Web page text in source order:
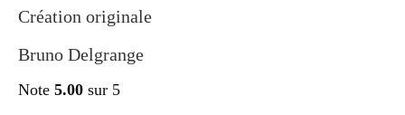
Création originale
Bruno Delgrange
Note 5.00 sur 5